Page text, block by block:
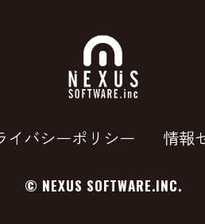
イバシーポリシー 情報
© NEXUS SOFTWARE.INC.